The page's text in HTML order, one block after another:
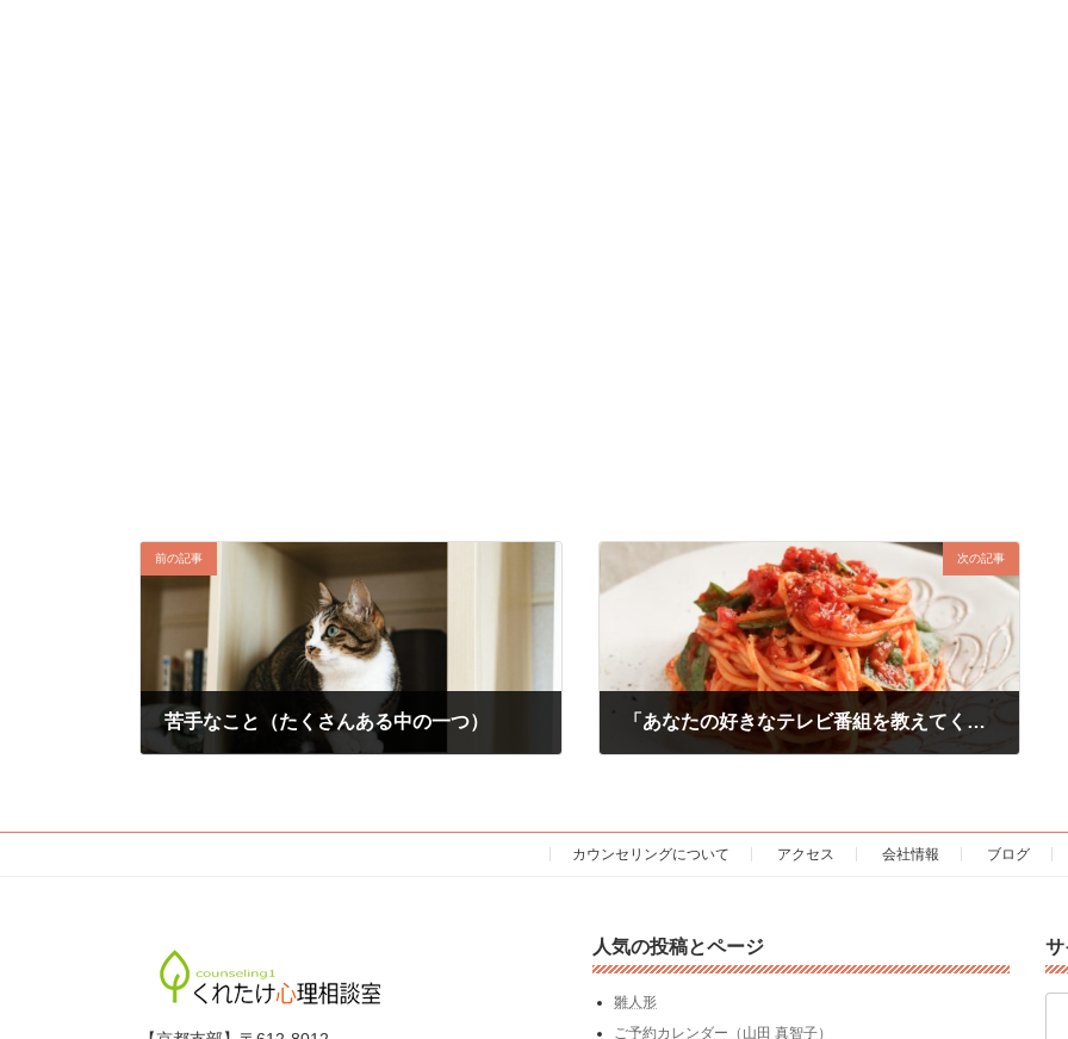
前の記事
苦手なこと（たくさんある中の一つ）
次の記事
「あなたの好きなテレビ番組を教えてください」（くれたけ＃134）
カウンセリングについて アクセス 会社情報 ブログ
人気の投稿とページ
雛人形
ご予約カレンダー（山田 真智子）
サ
検